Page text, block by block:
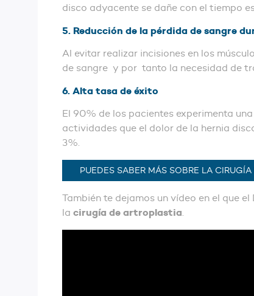
disco adyacente se dañe con el tiempo
5. Reducción de la pérdida de sangre
Al evitar realizar incisiones en los
de sangre y por tanto la necesidad de
6. Alta tasa de éxito
El 90% de los pacientes experimenta
actividades que el dolor de la hernia
3%.
PUEDES SABER MÁS SOBRE LA
También te dejamos un vídeo en el que
la cirugía de artroplastia.